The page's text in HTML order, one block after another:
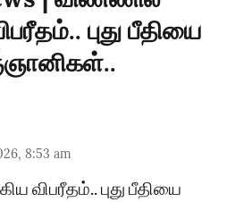
புது பீதியை
8:53 am
புது பீதியை